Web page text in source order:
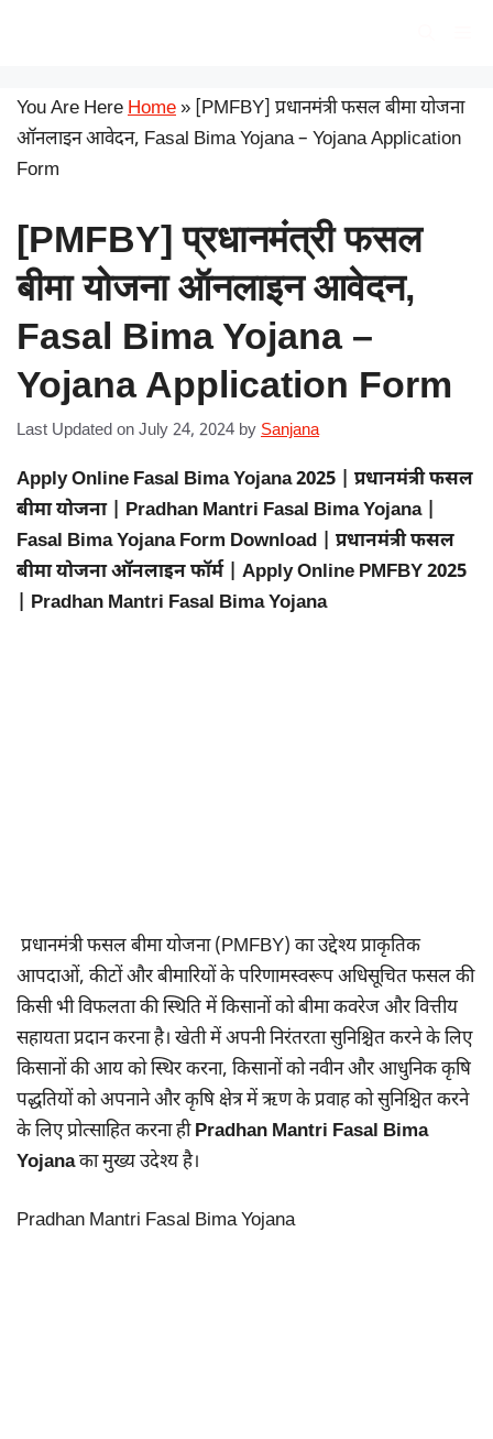
You Are HereHome» [PMFBY] प्रधानमंत्री फसल बीमा योजना
ऑनलाइन आवेदन, Fasal Bima Yojana – Yojana Application
Form
[PMFBY] प्रधानमंत्री फसल
बीमा योजना ऑनलाइन आवेदन,
Fasal Bima Yojana –
Yojana Application Form
Last Updated on July 24, 2024 by Sanjana
Apply Online Fasal Bima Yojana 2025 | प्रधानमंत्री फसल
बीमा योजना | Pradhan Mantri Fasal Bima Yojana |
Fasal Bima Yojana Form Download | प्रधानमंत्री फसल
बीमा योजना ऑनलाइन फॉर्म | Apply Online PMFBY 2025
| Pradhan Mantri Fasal Bima Yojana
प्रधानमंत्री फसल बीमा योजना (PMFBY) का उद्देश्य प्राकृतिक
आपदाओं, कीटों और बीमारियों के परिणामस्वरूप अधिसूचित फसल की
किसी भी विफलता की स्थिति में किसानों को बीमा कवरेज और वित्तीय
सहायता प्रदान करना है। खेती में अपनी निरंतरता सुनिश्चित करने के लिए
किसानों की आय को स्थिर करना, किसानों को नवीन और आधुनिक कृषि
पद्धतियों को अपनाने और कृषि क्षेत्र में ऋण के प्रवाह को सुनिश्चित करने
के लिए प्रोत्साहित करना हीPradhan Mantri Fasal Bima
Yojanaका मुख्य उदेश्य है।
Pradhan Mantri Fasal Bima Yojana